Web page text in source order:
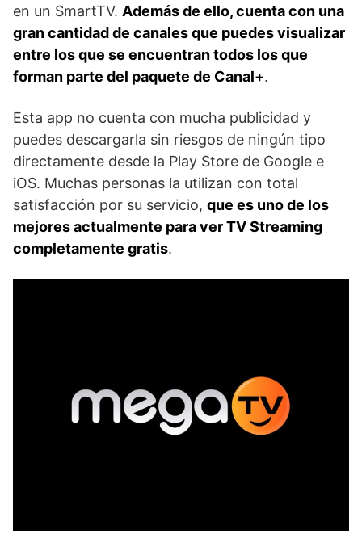
en un SmartTV. Además de ello, cuenta con una
gran cantidad de canales que puedes visualizar
entre los que se encuentran todos los que
forman parte del paquete de Canal+.
Esta app no cuenta con mucha publicidad y
puedes descargarla sin riesgos de ningún tipo
directamente desde la Play Store de Google e
iOS. Muchas personas la utilizan con total
satisfacción por su servicio, que es uno de los
mejores actualmente para ver TV Streaming
completamente gratis.